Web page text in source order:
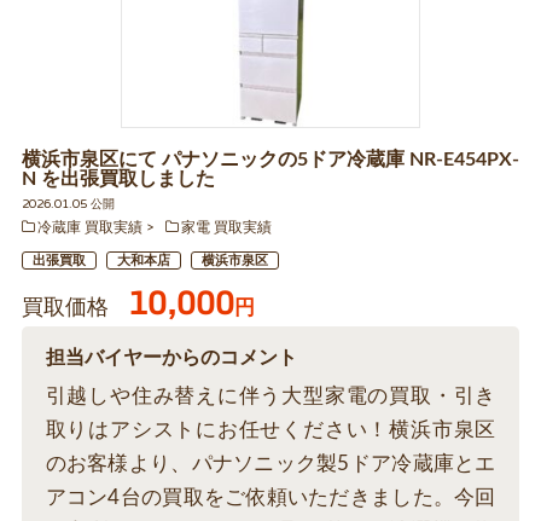
横浜市泉区にて パナソニックの5ドア冷蔵庫 NR-E454PX-
N を出張買取しました
2026.01.05 公開
冷蔵庫 買取実績
家電 買取実績
出張買取 大和本店 横浜市泉区
買取価格 10,000円
担当バイヤーからのコメント
引越しや住み替えに伴う大型家電の買取・引き
取りはアシストにお任せください！横浜市泉区
のお客様より、パナソニック製5ドア冷蔵庫とエ
アコン4台の買取をご依頼いただきました。今回